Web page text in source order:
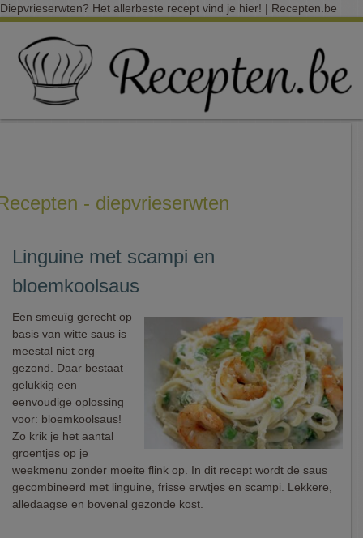
Diepvrieserwten? Het allerbeste recept vind je hier! | Recepten.be
- diepvrieserwten
Linguine met scampi en
bloemkoolsaus
Een smeuïg gerecht op
basis van witte saus is
meestal niet erg
gezond. Daar bestaat
gelukkig een
eenvoudige oplossing
voor: bloemkoolsaus!
Zo krik je het aantal
groentjes op je
weekmenu zonder moeite flink op. In dit recept wordt de saus
gecombineerd met linguine, frisse erwtjes en scampi. Lekkere,
alledaagse en bovenal gezonde kost.